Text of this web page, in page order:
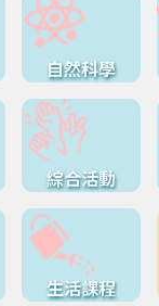
自然科學
綜合活動
生活課程